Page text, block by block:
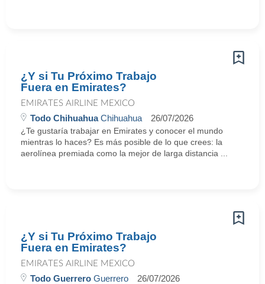
¿Y si Tu Próximo Trabajo
Fuera en Emirates?
EMIRATES AIRLINE MEXICO
Todo ChihuahuaChihuahua 26/07/2026
¿Te gustaría trabajar en Emirates y conocer el mundo
mientras lo haces? Es más posible de lo que crees: la
aerolínea premiada como la mejor de larga distancia ...
¿Y si Tu Próximo Trabajo
Fuera en Emirates?
EMIRATES AIRLINE MEXICO
Todo Guerrero Guerrero 26/07/2026